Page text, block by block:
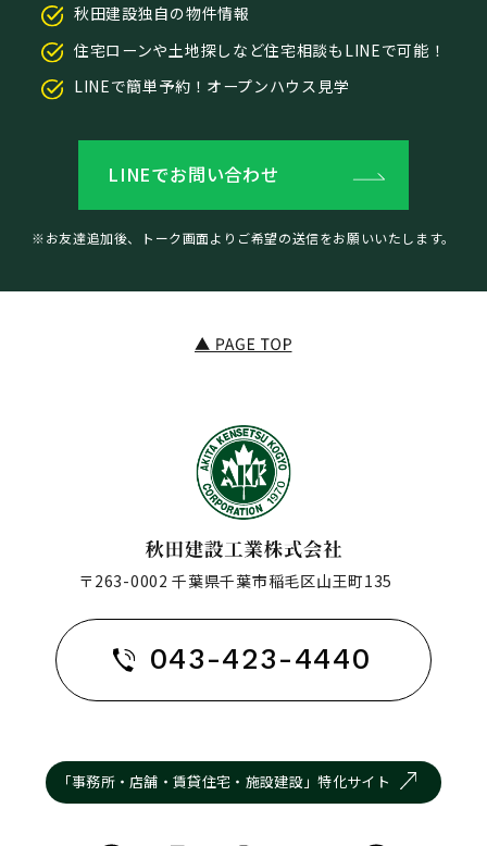
秋田建設独自の物件情報
住宅ローンや土地探しなど住宅相談もLINEで可能！
LINEで簡単予約！オープンハウス見学
LINEでお問い合わせ
※お友達追加後、トーク画面よりご希望の送信をお願いいたします。
〒263-0002 千葉県千葉市稲毛区山王町135
043-423-4440
「事務所・店舗・賃貸住宅・施設建設」特化サイト